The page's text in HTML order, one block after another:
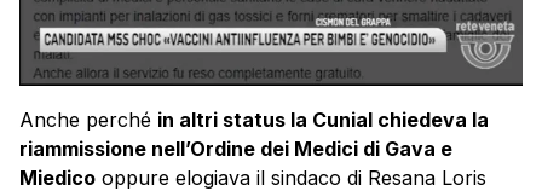
Anche perché in altri status la Cunial chiedeva la
riammissione nell’Ordine dei Medici di Gava e
Miedico oppure elogiava il sindaco di Resana Loris